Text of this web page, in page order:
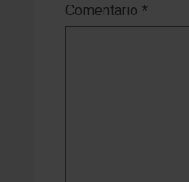
Comentario *